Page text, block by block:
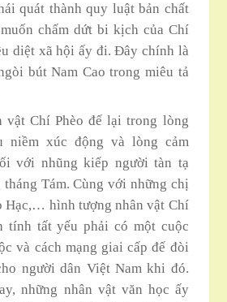
quát thành quy luật bản chất
chấm dứt bi kịch của Chí
diệt xã hội ấy đi. Đây chính là
bút Nam Cao trong miêu tả
vật Chí Phèo đế lại trong lòng
niềm xúc động và lòng cảm
với nhũng kiếp người tàn tạ
tháng Tám. Cùng với những chị
Hạc,… hình tượng nhân vật Chí
tính tất yếu phải có một cuộc
và cách mạng giai cấp đế đòi
người dân Việt Nam khi đó.
những nhân vật văn học ấy